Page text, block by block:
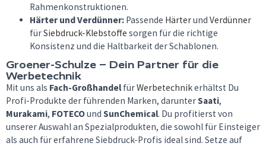
Rahmenkonstruktionen.
Härter und Verdünner: Passende Härterund Verdünner
fürSiebdruck-Klebstoffe sorgen für die richtige
Konsistenz und die Haltbarkeit der Schablonen.
Groener-Schulze – Dein Partner für die
Werbetechnik
Mit uns als Fach-Großhandel fürWerbetechnikerhältst Du
Profi-Produkte der führenden Marken, darunterSaati,
Murakami, FOTECOund SunChemical. Du profitierst von
unserer Auswahl an Spezialprodukten, die sowohl für Einsteiger
als auch für erfahrene Siebdruck-Profis ideal sind. Setze auf